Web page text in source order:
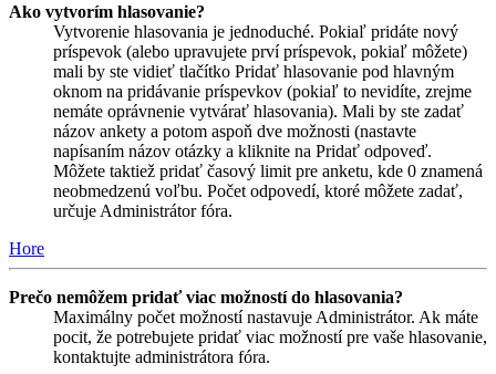
Ako vytvorím hlasovanie?
Vytvorenie hlasovania je jednoduché. Pokiaľ pridáte nový
príspevok (alebo upravujete prví príspevok, pokiaľ môžete)
mali by ste vidieť tlačítko Pridať hlasovanie pod hlavným
oknom na pridávanie príspevkov (pokiaľ to nevidíte, zrejme
nemáte oprávnenie vytvárať hlasovania). Mali by ste zadať
názov ankety a potom aspoň dve možnosti (nastavte
napísaním názov otázky a kliknite na Pridať odpoveď.
Môžete taktiež pridať časový limit pre anketu, kde 0 znamená
neobmedzenú voľbu. Počet odpovedí, ktoré môžete zadať,
určuje Administrátor fóra.
Hore
Prečo nemôžem pridať viac možností do hlasovania?
Maximálny počet možností nastavuje Administrátor. Ak máte
pocit, že potrebujete pridať viac možností pre vaše hlasovanie,
kontaktujte administrátora fóra.